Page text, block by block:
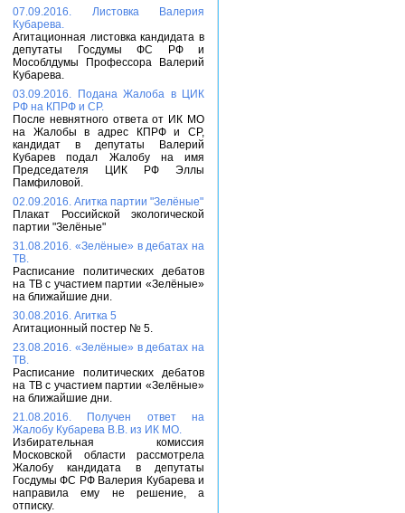
07.09.2016. Листовка Валерия
Кубарева.
Агитационная листовка кандидата в
депутаты Госдумы ФС РФ и
Мособлдумы Профессора Валерий
Кубарева.
03.09.2016. Подана Жалоба в ЦИК
РФ на КПРФ и СР.
После невнятного ответа от ИК МО
на Жалобы в адрес КПРФ и СР,
кандидат в депутаты Валерий
Кубарев подал Жалобу на имя
Председателя ЦИК РФ Эллы
Памфиловой.
02.09.2016. Агитка партии "Зелёные"
Плакат Российской экологической
партии "Зелёные"
31.08.2016. «Зелёные» в дебатах на
ТВ.
Расписание политических дебатов
на ТВ с участием партии «Зелёные»
на ближайшие дни.
30.08.2016. Агитка 5
Агитационный постер № 5.
23.08.2016. «Зелёные» в дебатах на
ТВ.
Расписание политических дебатов
на ТВ с участием партии «Зелёные»
на ближайшие дни.
21.08.2016. Получен ответ на
Жалобу Кубарева В.В. из ИК МО.
Избирательная комиссия
Московской области рассмотрела
Жалобу кандидата в депутаты
Госдумы ФС РФ Валерия Кубарева и
направила ему не решение, а
отписку.